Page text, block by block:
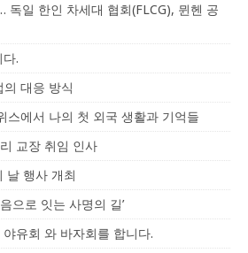
독일 한인 차세대 협회(FLCG), 뮌헨 공
.
대응 방식
스에서 나의 첫 외국 생활과 기억들
교장 취임 인사
날 행사 개최
으로 잇는 사명의 길’
유회 와 바자회를 합니다.